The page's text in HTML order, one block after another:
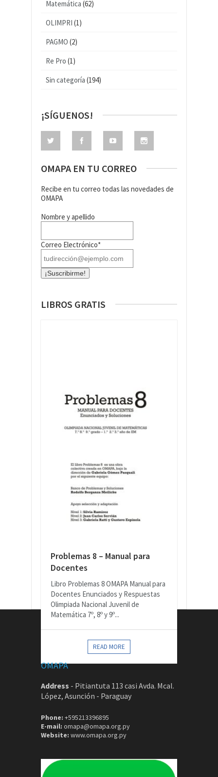
Matemática (62)
OLIMPRI (1)
PAGMO (2)
Re Pro (1)
Sin categoría (194)
¡SÍGUENOS!
OMAPA EN TU CORREO
Recibe en tu correo todas las novedades de
OMAPA
Nombre y apellido
Correo Electrónico*
LIBROS GRATIS
Problemas 8 – Manual para
Docentes
Libro Problemas 8 OMAPA Manual para
Docentes Enunciados y Respuestas
Olimpiada Nacional Juvenil de
Matemática 7º, 8º y 9º...
READ MORE
OMAPA
Address - Pitiantuta 113 casi Avda. Mcal.
López, Asunción - Paraguay
Phone: +595213396895
E-mail: omapa@omapa.org.py
Website: www.omapa.org.py